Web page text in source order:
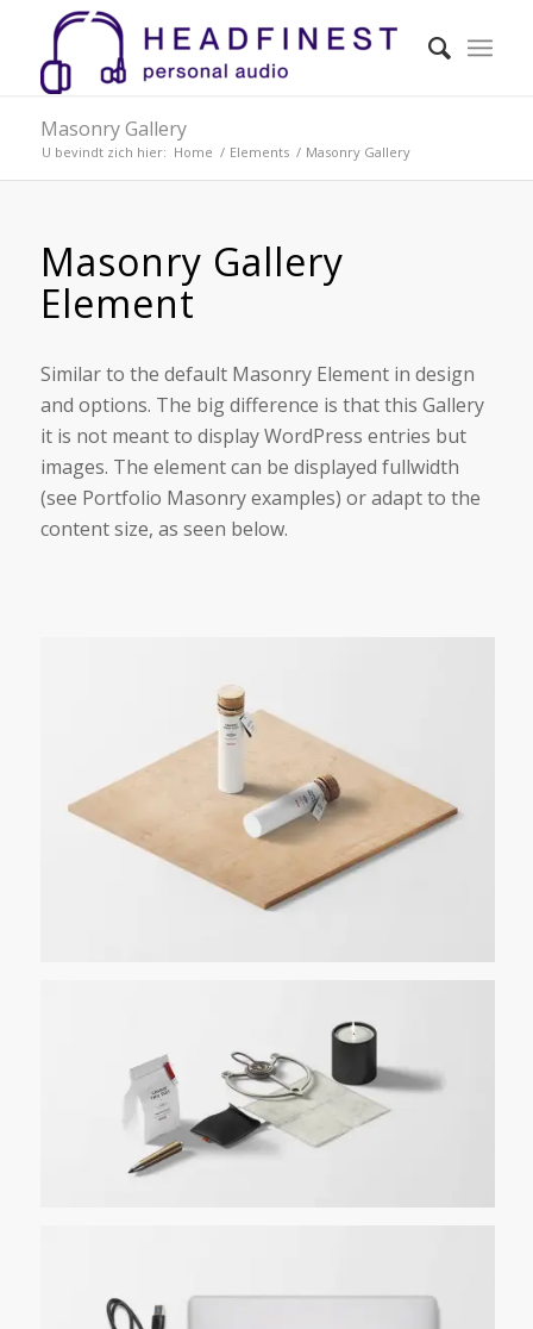
Masonry Gallery
U bevindt zich hier: Home / Elements / Masonry Gallery
Masonry Gallery
Element
Similar to the default Masonry Element in design
and options. The big difference is that this Gallery
it is not meant to display WordPress entries but
images. The element can be displayed fullwidth
(see Portfolio Masonry examples) or adapt to the
content size, as seen below.